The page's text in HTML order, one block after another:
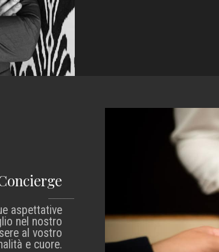
aspettative
nel nostro
al vostro
e cuore.